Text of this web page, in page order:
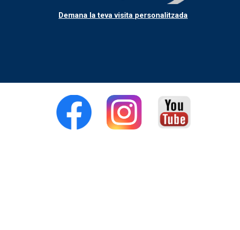
Demana la teva visita personalitzada